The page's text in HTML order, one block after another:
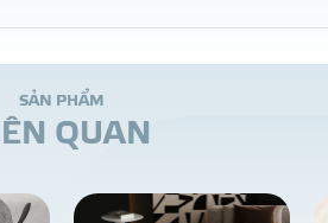
SẢN PHẨM
ÊN QUAN